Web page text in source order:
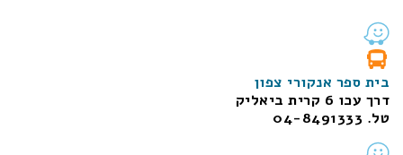
בית ספר אנקורי צפון
דרך עכו 6 קרית ביאליק
טל. 04-8491333